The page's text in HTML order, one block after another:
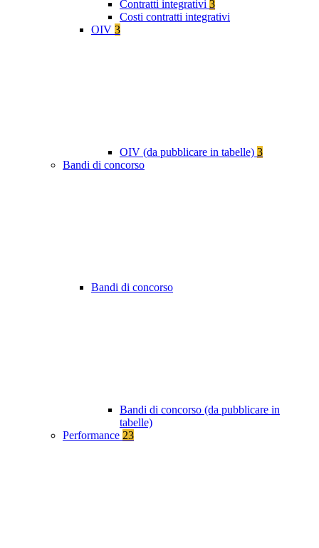
Contratti integrativi 3
Costi contratti integrativi
OIV 3
OIV (da pubblicare in tabelle) 3
Bandi di concorso
Bandi di concorso
Bandi di concorso (da pubblicare in
tabelle)
Performance 23